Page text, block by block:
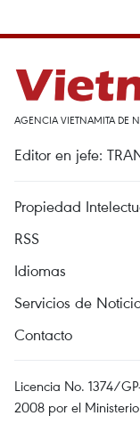
AGENCIA VIETNAMITA DE
Editor en jefe:
Propiedad
RSS
Idiomas
Servicios de
Contacto
Licencia No. 1374/
2008 por el